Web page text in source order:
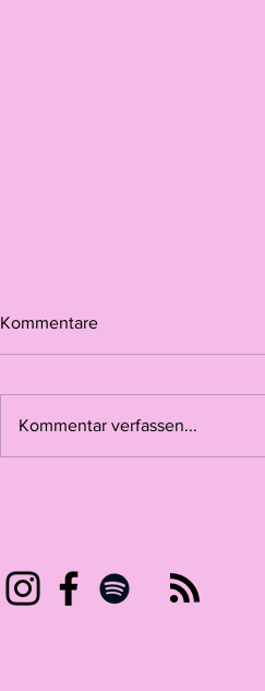
Viral. Comeback in 3..2..1
Kommentare
Kommentar verfassen...